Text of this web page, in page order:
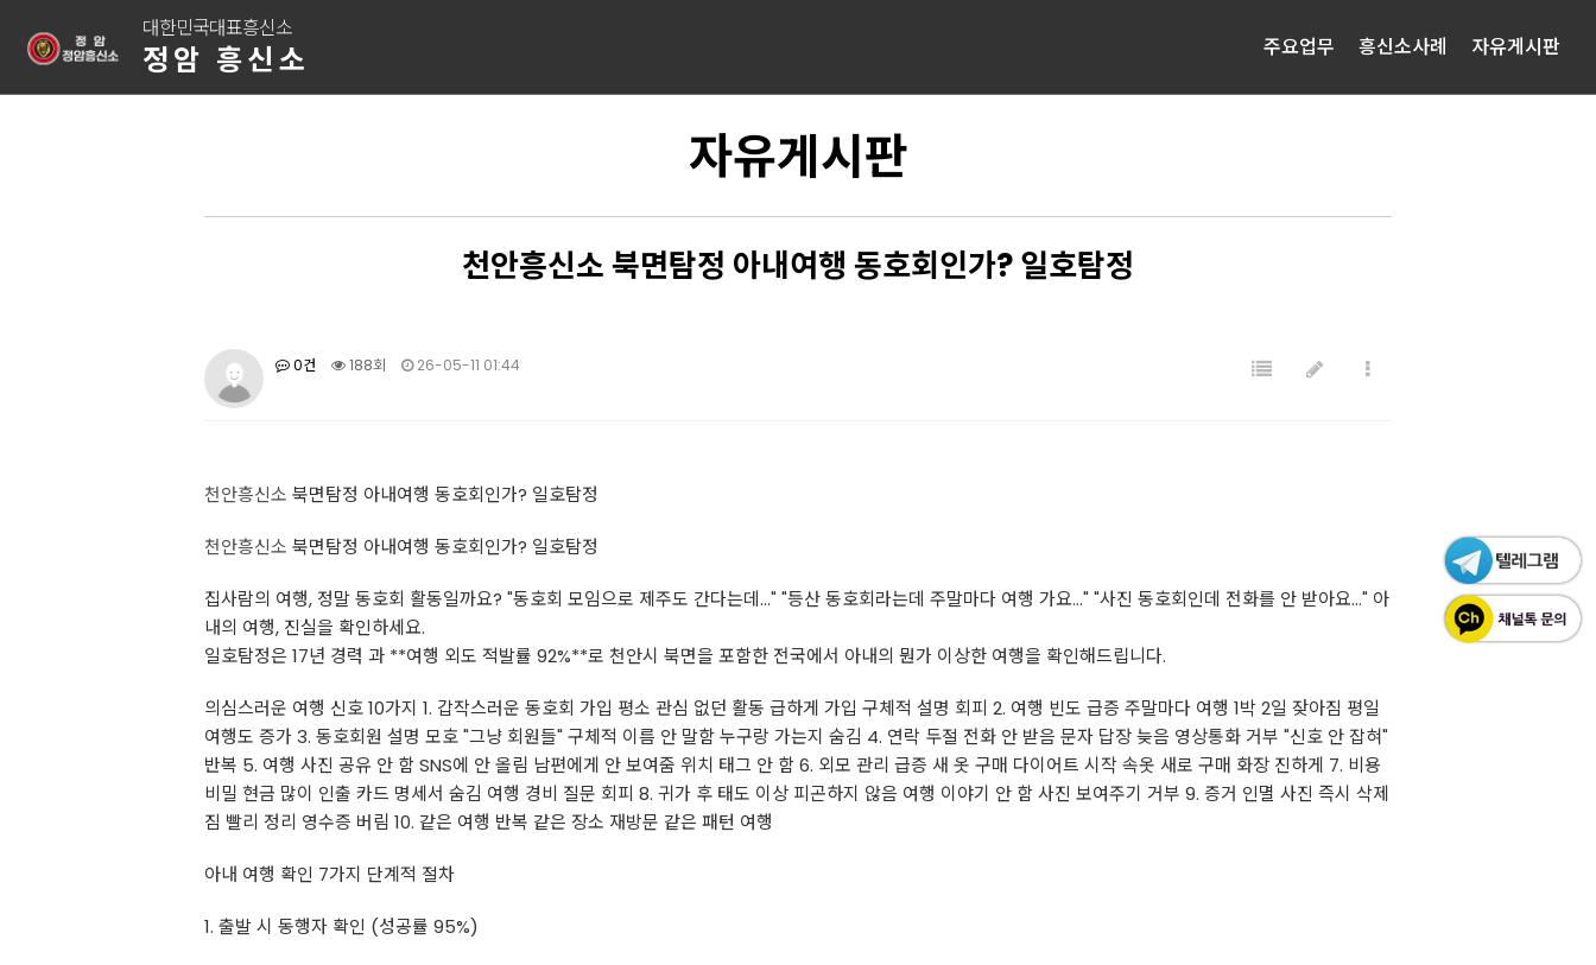
대한민국대표흥신소
정암 흥신소 주요업무 흥신소사례 자유게시판
자유게시판
천안흥신소 북면탐정 아내여행 동호회인가? 일호탐정
0건 188회 26-05-11 01:44
천안흥신소 북면탐정 아내여행 동호회인가? 일호탐정
천안흥신소 북면탐정 아내여행 동호회인가? 일호탐정
집사람의 여행, 정말 동호회 활동일까요? "동호회 모임으로 제주도 간다는데..." "등산 동호회라는데 주말마다 여행 가요..." "사진 동호회인데 전화를 안 받아요..." 아
내의 여행, 진실을 확인하세요.
일호탐정은 17년 경력 과 **여행 외도 적발률 92%**로 천안시 북면을 포함한 전국에서 아내의 뭔가 이상한 여행을 확인해드립니다.
의심스러운 여행 신호 10가지 1. 갑작스러운 동호회 가입 평소 관심 없던 활동 급하게 가입 구체적 설명 회피 2. 여행 빈도 급증 주말마다 여행 1박 2일 잦아짐 평일
여행도 증가 3. 동호회원 설명 모호 "그냥 회원들" 구체적 이름 안 말함 누구랑 가는지 숨김 4. 연락 두절 전화 안 받음 문자 답장 늦음 영상통화 거부 "신호 안 잡혀"
반복 5. 여행 사진 공유 안 함 SNS에 안 올림 남편에게 안 보여줌 위치 태그 안 함 6. 외모 관리 급증 새 옷 구매 다이어트 시작 속옷 새로 구매 화장 진하게 7. 비용
비밀 현금 많이 인출 카드 명세서 숨김 여행 경비 질문 회피 8. 귀가 후 태도 이상 피곤하지 않음 여행 이야기 안 함 사진 보여주기 거부 9. 증거 인멸 사진 즉시 삭제
짐 빨리 정리 영수증 버림 10. 같은 여행 반복 같은 장소 재방문 같은 패턴 여행
아내 여행 확인 7가지 단계적 절차
1. 출발 시 동행자 확인 (성공률 95%)